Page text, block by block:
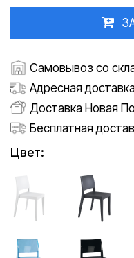
Самовывоз со
Адресная
Доставка Новая
Бесплатная
Цвет: